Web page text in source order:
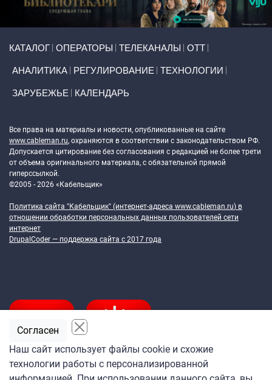
КАТАЛОГ ОПЕРАТОРЫ ТЕЛЕКАНАЛЫ ОТТ
АНАЛИТИКА РЕГУЛИРОВАНИЕ ТЕХНОЛОГИИ
ЗАРУБЕЖЬЕ КАЛЕНДАРЬ
Все права на материалы и новости, опубликованные на сайте
www.cableman.ru, охраняются в соответствии с законодательством РФ.
Допускается цитирование без согласования с редакцией не более трети
от объема оригинального материала, с обязательной прямой
гиперссылкой.
©2005 - 2026 «Кабельщик»
Политика сайта "Кабельщик" (интернет-адреса www.cableman.ru) в
отношении обработки персональных данных пользователей сети
интернет
DrupalCoder — поддержка сайта c 2017 года
Подпишитесь
Наш сайт использует файлы cookie и схожие
технологии работы с персонализированной
Согласен